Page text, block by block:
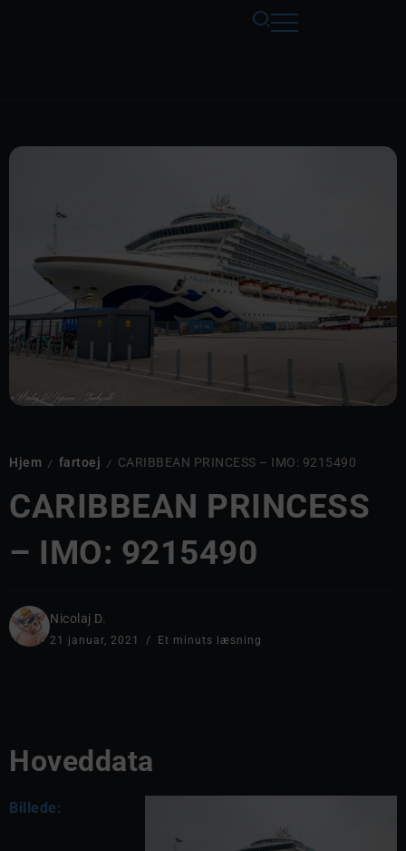
Hjem / fartoej / CARIBBEAN PRINCESS – IMO: 9215490
CARIBBEAN PRINCESS
– IMO: 9215490
Nicolaj D.
21 januar, 2021 Et minuts læsning
Hoveddata
Billede: